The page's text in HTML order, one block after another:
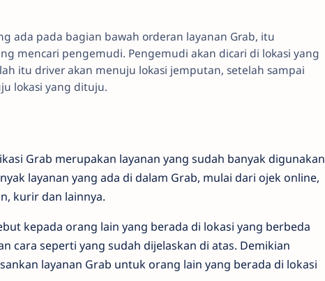
ada pada bagian bawah orderan layanan Grab, itu
mencari pengemudi. Pengemudi akan dicari di lokasi yang
itu driver akan menuju lokasi jemputan, setelah sampai
lokasi yang dituju.
Grab merupakan layanan yang sudah banyak digunakan
layanan yang ada di dalam Grab, mulai dari ojek online,
kurir dan lainnya.
kepada orang lain yang berada di lokasi yang berbeda
cara seperti yang sudah dijelaskan di atas. Demikian
layanan Grab untuk orang lain yang berada di lokasi